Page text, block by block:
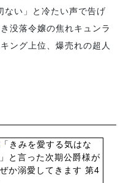
ない」と冷たい声で告げ
没落令嬢の焦れキュンラ
ング上位、爆売れの超人